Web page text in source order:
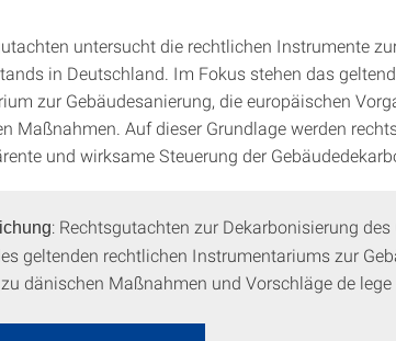
untersucht die rechtlichen Instrumente
in Deutschland. Im Fokus stehen das
zur Gebäudesanierung, die europäischen
Maßnahmen. Auf dieser Grundlage werden
und wirksame Steuerung der
: Rechtsgutachten zur Dekarbonisierung
geltenden rechtlichen Instrumentariums zur
dänischen Maßnahmen und Vorschläge de lege